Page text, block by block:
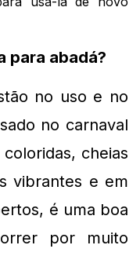
para abadá?
no uso e no
no carnaval
cheias
vibrantes e em
é uma boa
por muito